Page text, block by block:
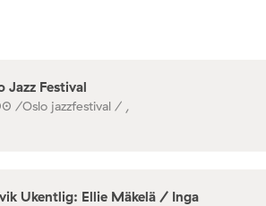
Jazz Festival
/Oslo jazzfestival / ,
Ukentlig: Ellie Mäkelä / Inga